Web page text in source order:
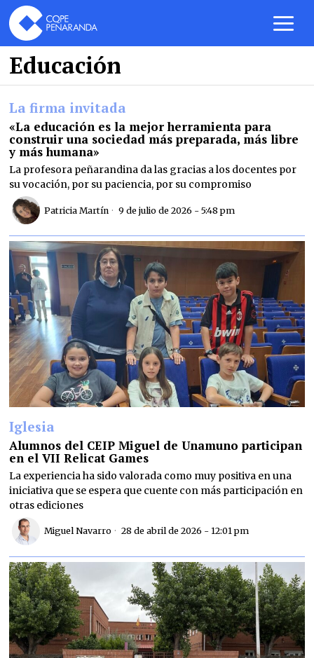
Educación
La firma invitada
«La educación es la mejor herramienta para
construir una sociedad más preparada, más libre
y más humana»
La profesora peñarandina da las gracias a los docentes por
su vocación, por su paciencia, por su compromiso
Patricia Martín 9 de julio de 2026 - 5:48 pm
Iglesia
Alumnos del CEIP Miguel de Unamuno participan
en el VII Relicat Games
La experiencia ha sido valorada como muy positiva en una
iniciativa que se espera que cuente con más participación en
otras ediciones
Miguel Navarro 28 de abril de 2026 - 12:01 pm